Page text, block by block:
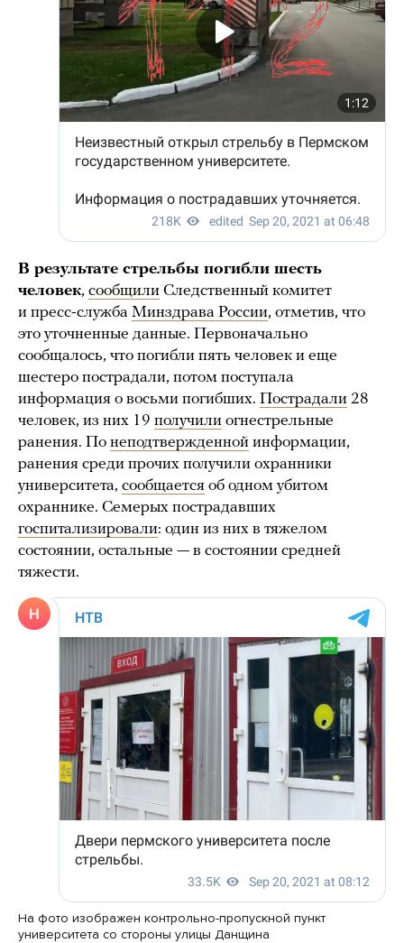
В результате стрельбы погибли шесть
человек, сообщили Следственный комитет
и пресс-служба Минздрава России, отметив, что
это уточненные данные. Первоначально
сообщалось, что погибли пять человек и еще
шестеро пострадали, потом поступала
информация о восьми погибших. Пострадали 28
человек, из них 19 получили огнестрельные
ранения. По неподтвержденной информации,
ранения среди прочих получили охранники
университета, сообщается об одном убитом
охраннике. Семерых пострадавших
госпитализировали: один из них в тяжелом
состоянии, остальные — в состоянии средней
тяжести.
На фото изображен контрольно-пропускной пункт
университета со стороны улицы Данщина